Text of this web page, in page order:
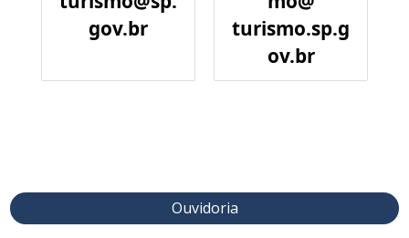
gov.br
turismo.sp.g
ov.br
Ouvidoria